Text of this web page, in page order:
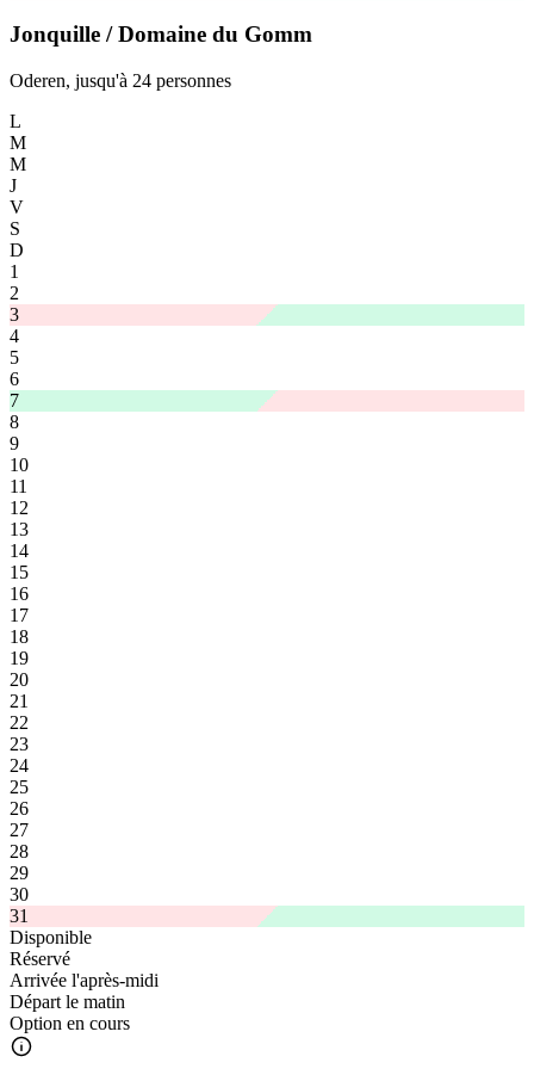
Jonquille / Domaine du Gomm
Oderen, jusqu'à 24 personnes
L
M
M
J
V
S
D
1
2
3
4
5
6
7
8
9
10
11
12
13
14
15
16
17
18
19
20
21
22
23
24
25
26
27
28
29
30
31
Disponible
Réservé
Arrivée l'après-midi
Départ le matin
Option en cours